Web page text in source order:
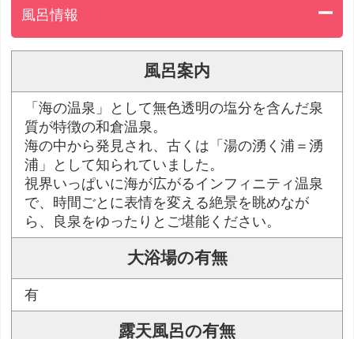
風呂情報
風呂案内
「海の温泉」として無色透明の塩分を含んだ泉
質が特徴の和倉温泉。
海の中から発見され、古くは「湯の湧く浦＝湧
浦」として知られていました。
視界いっぱいに海が広がるインフィニティ温泉
で、時間ごとに表情を変える絶景を眺めなが
ら、良泉をゆったりとご堪能ください。
大浴場の有無
有
露天風呂の有無